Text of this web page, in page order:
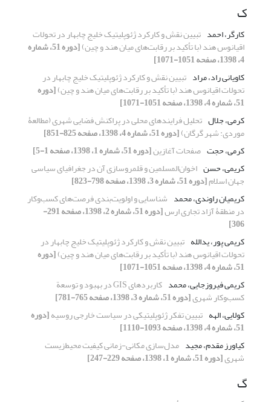
ک
کارگر، احمد تبیین نقش و کارکرد ژئوپلیتیک خلیج چابهار در تحولات
اقیانوس هند (با تأکید بر رقابت‌های میان هند و چین) [دوره 51، شماره
4، 1398، صفحه 1051-1071]
کاویانی راد، مراد تبیین نقش و کارکرد ژئوپلیتیک خلیج چابهار در
تحولات اقیانوس هند (با تأکید بر رقابت‌های میان هند و چین)[دوره
51، شماره 4، 1398، صفحه 1051-1071]
کرمی، جلال تحلیل فرایندهای محلی در پراکنش فضایی شهری (مطالعۀ
موردی: شهر گرگان)[دوره 51، شماره 4، 1398، صفحه 825-851]
کرمی، حجت صفحات آغازین[دوره 51، شماره 1، 1398، صفحه 1-5]
کریمی، حسن اخوان‌المسلمین و قلمروسازی آن در جغرافیای سیاسی
جهان اسلام[دوره 51، شماره 3، 1398، صفحه 798-823]
کریمیان راوندی، محمد شناسایی و اولویت‌بندی فرصت‌های کسب‌وکار
در منطقۀ آزاد تجاری ارس [دوره 51، شماره 2، 1398، صفحه 291-
306]
کریمی پور، یدالله تبیین نقش و کارکرد ژئوپلیتیک خلیج چابهار در
تحولات اقیانوس هند (با تأکید بر رقابت‌های میان هند و چین)[دوره
51، شماره 4، 1398، صفحه 1051-1071]
کریمی فیروزجایی، محمد
کاربردهای GIS در بهبود و توسعة
کسب‌وکار شهری[دوره 51، شماره 3، 1398، صفحه 765-781]
کولایی، الهه تبیین تفکر ژئوپلیتیکی در سیاست خارجی روسیه[دوره
51، شماره 4، 1398، صفحه 1093-1110]
کیاورز مقدم، مجید مدل‌سازی مکانی-زمانی کیفیت محیط‌زیست
شهری[دوره 51، شماره 1، 1398، صفحه 229-247]
گ